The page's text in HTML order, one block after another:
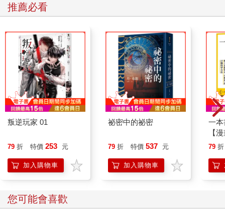
市集裡陳列著琳瑯滿目的食品、生活用品，店員的叫賣聲此起彼
落，遠處一端賣的是五色繽紛的香料、花茶、果乾和香皂；隔壁
家賣的是以鄂圖曼藝術結合花草、幾何圖案點綴畫成的杯盤、綢
緞和裝飾畫作；回過頭一看，離我最近的店舖裡掛滿了中東風情
的閃亮肚皮舞衣。
話說回來，大概只有曾做過文化研究的我，才會在這熙來攘往的
市集商店前，試圖對土耳其的歷史、宗教文化抽絲剝繭，而媽媽
和妹妹早已被一旁不斷喊著「美女，美女」的土耳其男店員帶進
了他們的店舖裡，正開心地試吃著椰棗。不懂土耳其語的媽媽竟
拿著計算機用中文開始跟店員殺價，妹妹則在一旁以她熟悉的幾
幾天下來，我們帶著這般趣味走過了伊斯坦堡的每一個角落：聖
索菲亞清真寺（Ayasofya Camii）、藍色清真寺（Sultanahmet
Camii）、少女塔（Kız Kulesi）、蘇萊曼清真寺（Süleymaniye
Camii）、托普卡匹皇宮（Topkapı Sarayı）和時髦繁華的希什利
（Şişli）商業區。伊斯坦堡真是多變。
推薦必看
叛逆玩家 01
79 折 特價 253 元
加入購物車
祕密中的祕密
79 折 特價 537 元
加入購物車
一
【
行
「
學方
79 折
您可能會喜歡